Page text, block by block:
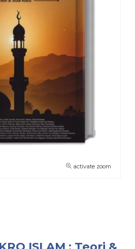
activate zoom